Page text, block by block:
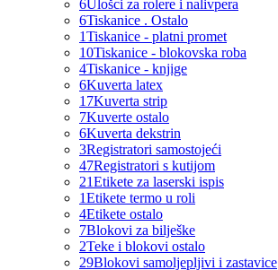
6Ulošci za rolere i nalivpera
6Tiskanice . Ostalo
1Tiskanice - platni promet
10Tiskanice - blokovska roba
4Tiskanice - knjige
6Kuverta latex
17Kuverta strip
7Kuverte ostalo
6Kuverta dekstrin
3Registratori samostojeći
47Registratori s kutijom
21Etikete za laserski ispis
1Etikete termo u roli
4Etikete ostalo
7Blokovi za bilješke
2Teke i blokovi ostalo
29Blokovi samoljepljivi i zastavice